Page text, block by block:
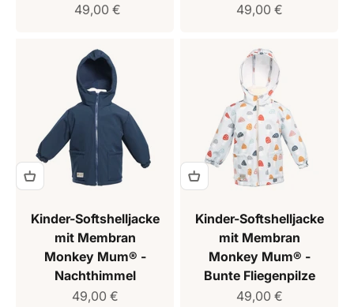
Verkaufspreis
49,00 €
Verkaufspreis
49,00 €
Kinder-Softshelljacke
mit Membran
Monkey Mum® -
Nachthimmel
Verkaufspreis
49,00 €
Kinder-Softshelljacke
mit Membran
Monkey Mum® -
Bunte Fliegenpilze
Verkaufspreis
49,00 €